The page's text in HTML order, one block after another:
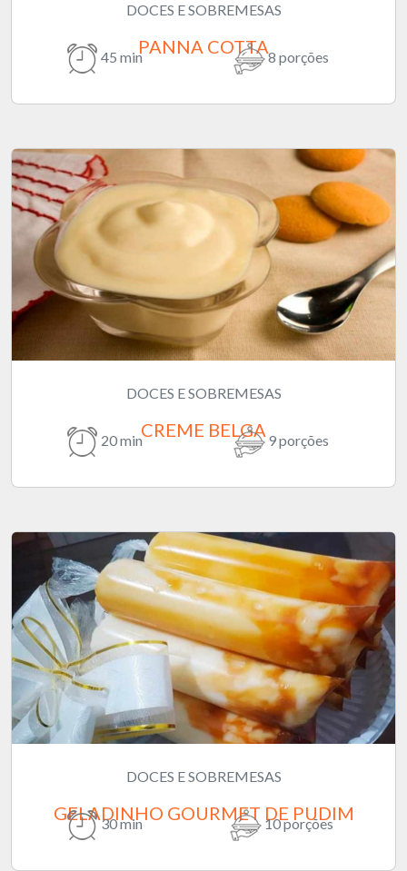
DOCES E SOBREMESAS
PANNA COTTA
45 min 8 porções
DOCES E SOBREMESAS
CREME BELGA
20 min 9 porções
DOCES E SOBREMESAS
GELADINHO GOURMET DE PUDIM
30 min 10 porções